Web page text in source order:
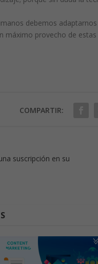
debemos
máximo provecho de
COMPARTIR:
suscripción en su